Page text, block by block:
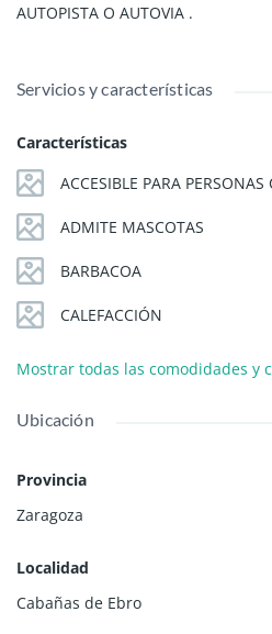
AUTOPISTA O AUTOVIA .
Servicios y características
Características
ACCESIBLE PARA
ADMITE MASCOTAS
BARBACOA
CALEFACCIÓN
Mostrar todas las comodidades y
Ubicación
Provincia
Zaragoza
Localidad
Cabañas de Ebro